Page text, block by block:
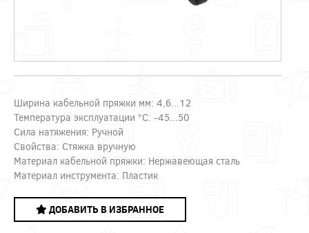
Ширина кабельной пряжки мм: 4,6...12
Температура эксплуатации °C: -45...50
Сила натяжения: Ручной
Свойства: Стяжка вручную
Материал кабельной пряжки: Нержавеющая сталь
Материал инструмента: Пластик
ДОБАВИТЬ В ИЗБРАННОЕ